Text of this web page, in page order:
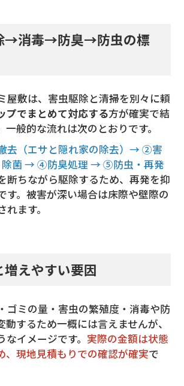
→消毒→防臭→防虫の標
屋敷は、害虫駆除と清掃を別々に頼
プでまとめて対応する方が確実で結
般的な流れは次のとおりです。
去（エサと隠れ家の除去）→ ②害
菌 → ④防臭処理 → ⑤防虫・再発
断ちながら駆除するため、再発を抑
す。被害が深い場合は床際や壁際の
ます。
えやすい要因
ゴミの量・害虫の繁殖度・消毒や防
動するため一概には言えませんが、
イメージです。 実際の金額は状態
、現地見積もりでの確認が確実で